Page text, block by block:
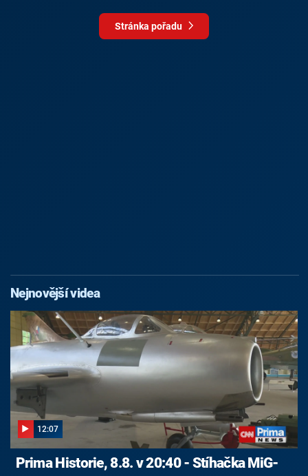
Stránka pořadu
Nejnovější videa
12:07
Prima Historie, 8.8. v 20:40 - Stíhačka MiG-